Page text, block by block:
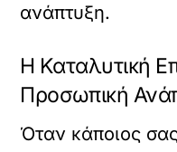
ανάπτυξη.
Η Καταλυτική
Προσωπική
Όταν κάποιος